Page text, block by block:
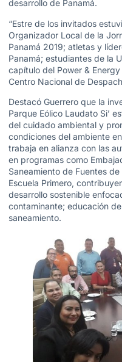
desarrollo de Panamá.
“Estre de los invitados
Organizador Local de la
Panamá 2019; atletas y
Panamá; estudiantes de la
capítulo del Power &
Centro Nacional de
Destacó Guerrero que la
Parque Eólico Laudato Si’
del cuidado ambiental y
condiciones del ambiente
trabaja en alianza con las
en programas como
Saneamiento de Fuentes
Escuela Primero,
desarrollo sostenible
contaminante; educación
saneamiento.